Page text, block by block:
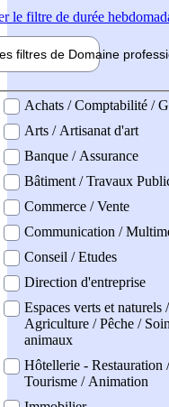
le filtre de durée
filtres de Domaine pro
professionel
Achats / Comptabilité /
Arts / Artisanat d'art
Banque / Assurance
Bâtiment / Travaux
Commerce / Vente
Communication /
Conseil / Etudes
Direction d'entreprise
Espaces verts et naturels /
Agriculture / Pêche /
animaux
Hôtellerie - Restauration /
Tourisme / Animation